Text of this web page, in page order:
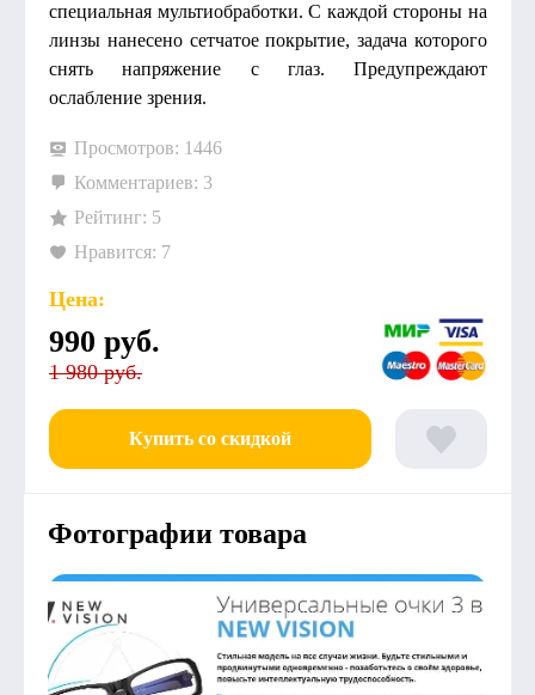
специальная мультиобработки. С каждой стороны на
линзы нанесено сетчатое покрытие, задача которого
снять напряжение с глаз. Предупреждают
ослабление зрения.
Просмотров: 1446
Комментариев: 3
Рейтинг: 5
Нравится: 7
Цена:
990 руб.
1 980 руб.
Купить со скидкой
Фотографии товара